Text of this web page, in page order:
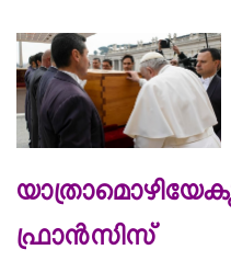
ഫ്രാൻസിസ്